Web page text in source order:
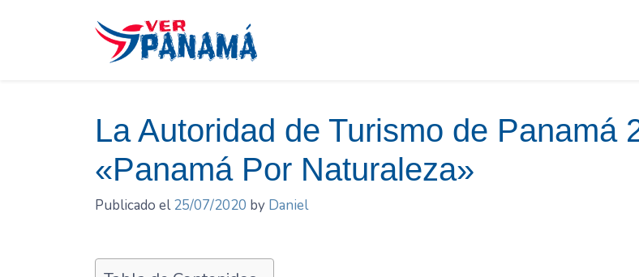
La Autoridad de Turismo de Panamá
«Panamá Por Naturaleza»
Publicado el25/07/2020 by Daniel